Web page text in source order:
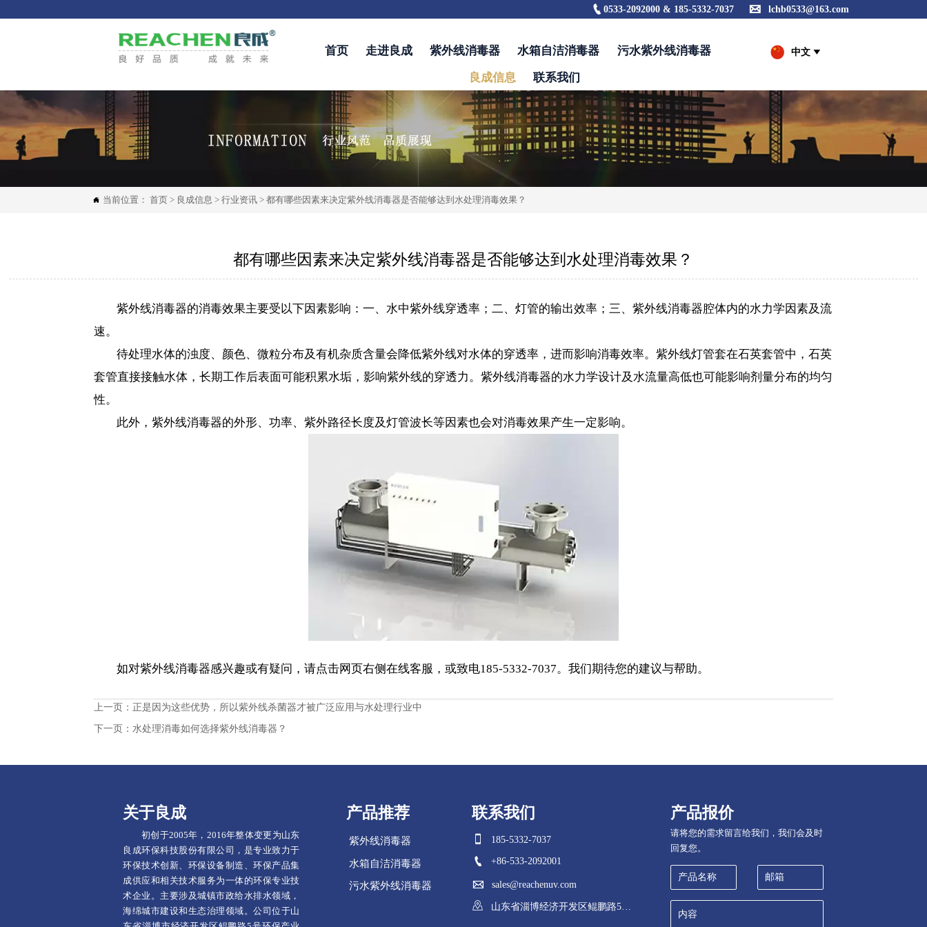
0533-2092000 & 185-5332-7037  lchb0533@163.com
首页 走进良成 紫外线消毒器 水箱自洁消毒器 污水紫外线消毒器
良成信息 联系我们
中文 
 当前位置：首页 > 良成信息 >行业资讯 >都有哪些因素来决定紫外线消毒器是否能够达到水处理消毒效果？
都有哪些因素来决定紫外线消毒器是否能够达到水处理消毒效果？
紫外线消毒器的消毒效果主要受以下因素影响：一、水中紫外线穿透率；二、灯管的输出效率；三、紫外线消毒器腔体内的水力学因素及流
速。
待处理水体的浊度、颜色、微粒分布及有机杂质含量会降低紫外线对水体的穿透率，进而影响消毒效率。紫外线灯管套在石英套管中，石英
套管直接接触水体，长期工作后表面可能积累水垢，影响紫外线的穿透力。紫外线消毒器的水力学设计及水流量高低也可能影响剂量分布的均匀
性。
此外，紫外线消毒器的外形、功率、紫外路径长度及灯管波长等因素也会对消毒效果产生一定影响。
如对紫外线消毒器感兴趣或有疑问，请点击网页右侧在线客服，或致电185-5332-7037。我们期待您的建议与帮助。
上一页： 正是因为这些优势，所以紫外线杀菌器才被广泛应用与水处理行业中
下一页： 水处理消毒如何选择紫外线消毒器？
关于良成
初创于2005年，2016年整体变更为山东
良成环保科技股份有限公司，是专业致力于
环保技术创新、环保设备制造、环保产品集
成供应和相关技术服务为一体的环保专业技
术企业。主要涉及城镇市政给水排水领域，
海绵城市建设和生态治理领域。公司位于山
产品推荐
紫外线消毒器
水箱自洁消毒器
污水紫外线消毒器
联系我们
 185-5332-7037
 +86-533-2092001
 sales@reachenuv.com

产品报价
请将您的需求留言给我们，我们会及时
回复您。